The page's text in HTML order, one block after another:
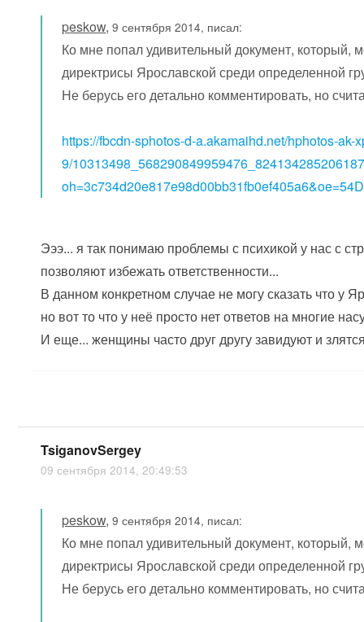
peskow,9 сентября 2014, писал:
Ко мне попал удивительный документ, который,
директрисы Ярославской среди определенной
Не берусь его детально комментировать, но
https://fbcdn-sphotos-d-a.akamaihd.net/hphotos-ak-
9/
Эээ... я так понимаю проблемы с психикой у нас с
позволяют избежать ответственности...
В данном конкретном случае не могу сказать что
но вот то что у неё просто нет ответов на многие
И еще... женщины часто друг другу завидуют и
TsiganovSergey
09 сентября 2014, 20:49:53
peskow,9 сентября 2014, писал:
Ко мне попал удивительный документ, который,
директрисы Ярославской среди определенной
Не берусь его детально комментировать, но